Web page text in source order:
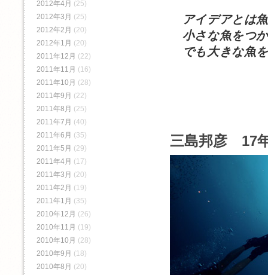
アイデアとは
小さな魚をつ
でも大きな魚
三島邦彦 17
2012年4月 (25)
2012年3月 (25)
2012年2月 (20)
2012年1月 (20)
2011年12月 (22)
2011年11月 (16)
2011年10月 (28)
2011年9月 (22)
2011年8月 (25)
2011年7月 (40)
2011年6月 (35)
2011年5月 (29)
2011年4月 (17)
2011年3月 (20)
2011年2月 (19)
2011年1月 (35)
2010年12月 (26)
2010年11月 (19)
2010年10月 (28)
2010年9月 (18)
2010年8月 (20)